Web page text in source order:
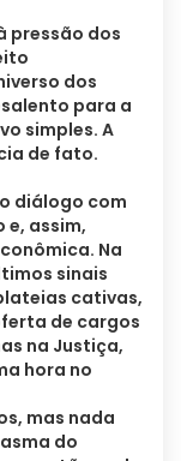
pressão dos
dos
para a
simples. A
de fato.
diálogo com
e, assim,
Na
sinais
cativas,
de cargos
na Justiça,
hora no
mas nada
do